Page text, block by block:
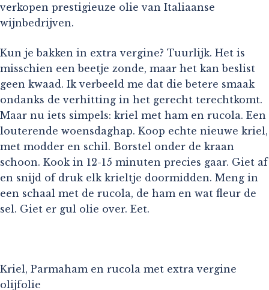
verkopen prestigieuze olie van Italiaanse
wijnbedrijven.
Kun je bakken in extra vergine? Tuurlijk. Het is
misschien een beetje zonde, maar het kan beslist
geen kwaad. Ik verbeeld me dat die betere smaak
ondanks de verhitting in het gerecht terechtkomt.
Maar nu iets simpels: kriel met ham en rucola. Een
louterende woensdaghap. Koop echte nieuwe kriel,
met modder en schil. Borstel onder de kraan
schoon. Kook in 12-15 minuten precies gaar. Giet af
en snijd of druk elk krieltje doormidden. Meng in
een schaal met de rucola, de ham en wat fleur de
sel. Giet er gul olie over. Eet.
Kriel, Parmaham en rucola met extra vergine
olijfolie